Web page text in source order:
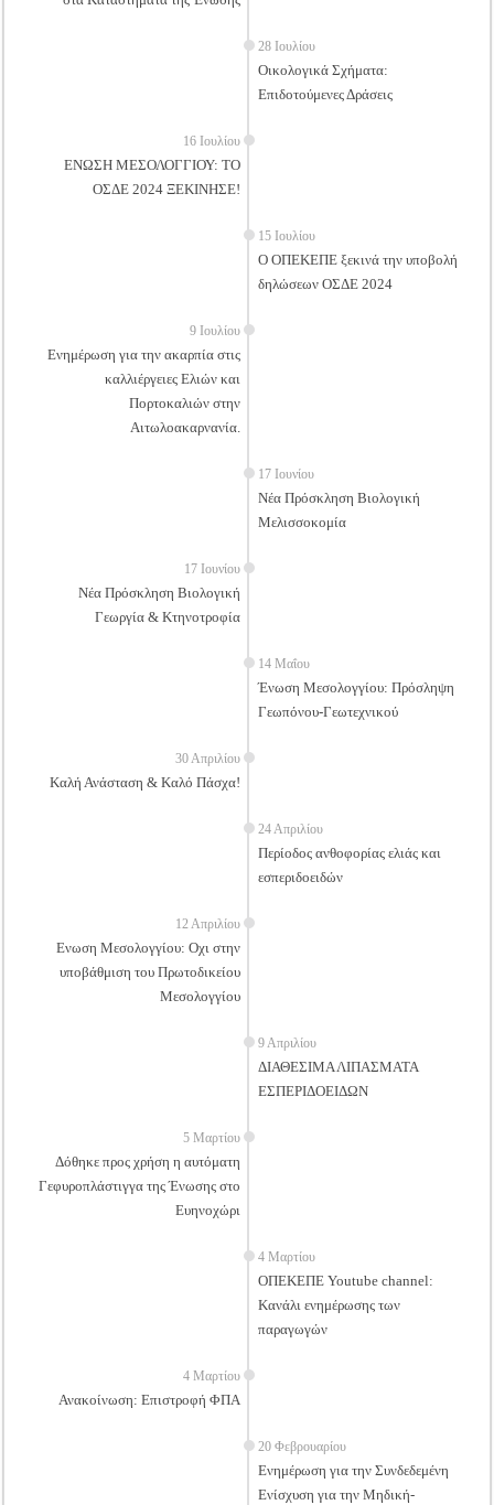
28 Ιουλίου
Οικολογικά Σχήματα:
Επιδοτούμενες Δράσεις
16 Ιουλίου
ΕΝΩΣΗ ΜΕΣΟΛΟΓΓΙΟΥ: ΤΟ
ΟΣΔΕ 2024 ΞΕΚΙΝΗΣΕ!
15 Ιουλίου
Ο ΟΠΕΚΕΠΕ ξεκινά την υποβολή
δηλώσεων ΟΣΔΕ 2024
9 Ιουλίου
Ενημέρωση για την ακαρπία στις
καλλιέργειες Ελιών και
Πορτοκαλιών στην
Αιτωλοακαρνανία.
17 Ιουνίου
Νέα Πρόσκληση Βιολογική
Μελισσοκομία
17 Ιουνίου
Νέα Πρόσκληση Βιολογική
Γεωργία & Κτηνοτροφία
14 Μαΐου
Ένωση Μεσολογγίου: Πρόσληψη
Γεωπόνου-Γεωτεχνικού
30 Απριλίου
Καλή Ανάσταση & Καλό Πάσχα!
24 Απριλίου
Περίοδος ανθοφορίας ελιάς και
εσπεριδοειδών
12 Απριλίου
Ενωση Μεσολογγίου: Οχι στην
υποβάθμιση του Πρωτοδικείου
Μεσολογγίου
9 Απριλίου
ΔΙΑΘΕΣΙΜΑ ΛΙΠΑΣΜΑΤΑ
ΕΣΠΕΡΙΔΟΕΙΔΩΝ
5 Μαρτίου
Δόθηκε προς χρήση η αυτόματη
Γεφυροπλάστιγγα της Ένωσης στο
Ευηνοχώρι
4 Μαρτίου
ΟΠΕΚΕΠΕ Youtube channel:
Κανάλι ενημέρωσης των
παραγωγών
4 Μαρτίου
Ανακοίνωση: Επιστροφή ΦΠΑ
20 Φεβρουαρίου
Ενημέρωση για την Συνδεδεμένη
Ενίσχυση για την Μηδική-